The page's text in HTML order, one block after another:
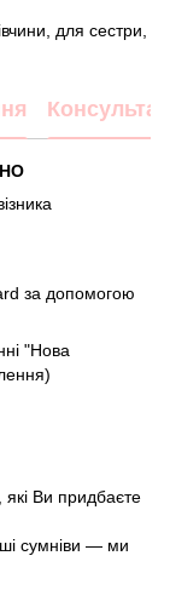
для сестри,
за допомогою
"Нова
Ви придбаєте
сумніви — ми